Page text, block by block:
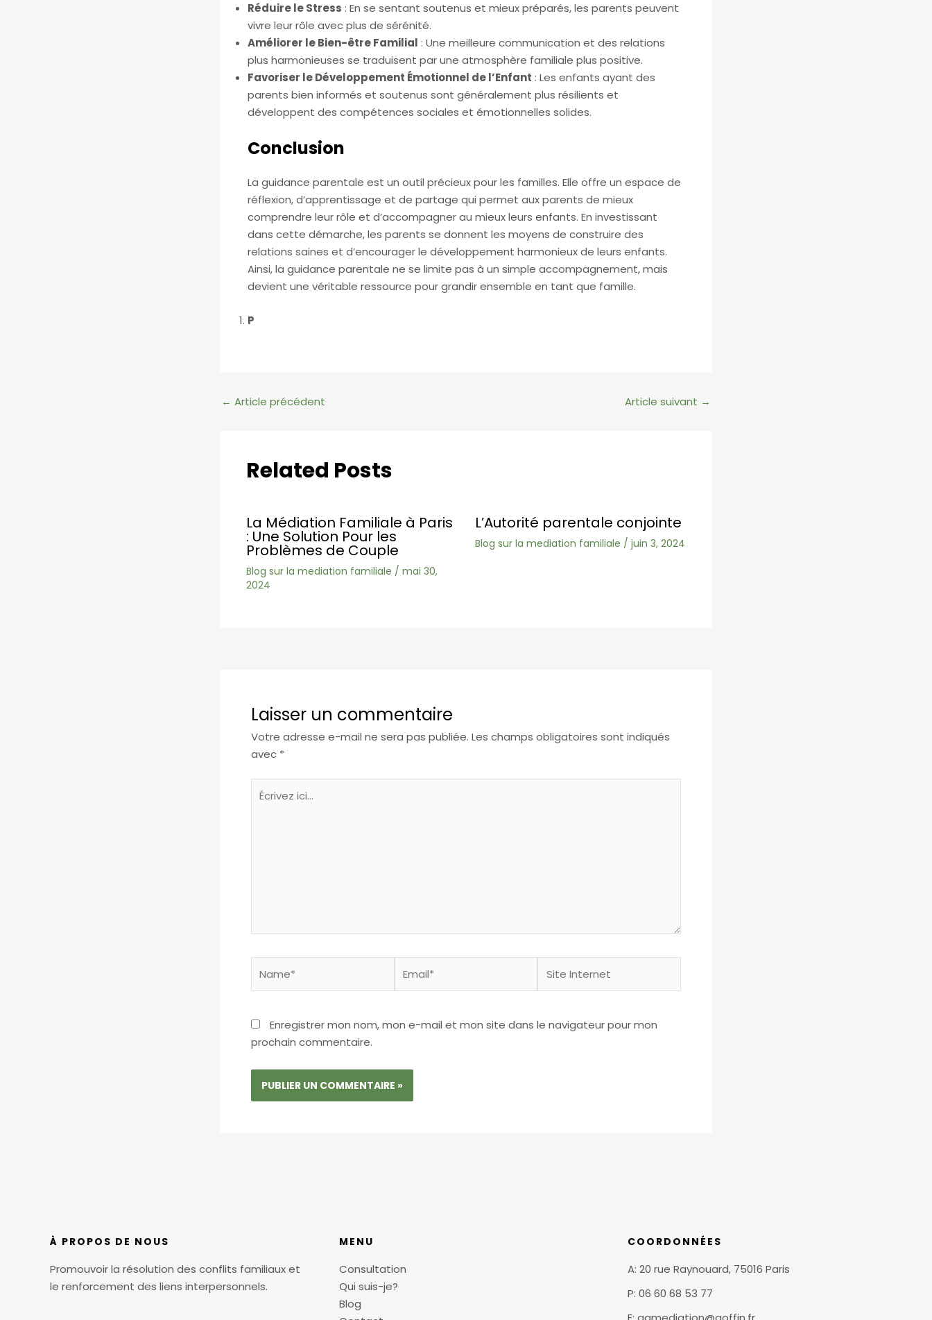
Réduire le Stress : En se sentant soutenus et mieux préparés, les parents peuvent
vivre leur rôle avec plus de sérénité.
Améliorer le Bien-être Familial : Une meilleure communication et des relations
plus harmonieuses se traduisent par une atmosphère familiale plus positive.
Favoriser le Développement Émotionnel de l’Enfant : Les enfants ayant des
parents bien informés et soutenus sont généralement plus résilients et
développent des compétences sociales et émotionnelles solides.
Conclusion
La guidance parentale est un outil précieux pour les familles. Elle offre un espace de
réflexion, d’apprentissage et de partage qui permet aux parents de mieux
comprendre leur rôle et d’accompagner au mieux leurs enfants. En investissant
dans cette démarche, les parents se donnent les moyens de construire des
relations saines et d’encourager le développement harmonieux de leurs enfants.
Ainsi, la guidance parentale ne se limite pas à un simple accompagnement, mais
devient une véritable ressource pour grandir ensemble en tant que famille.
P
Navigation
← Article précédent Article suivant →
Related Posts
La Médiation Familiale à Paris
: Une Solution Pour les
Problèmes de Couple
Blog sur la mediation familiale / mai 30,
2024
L’Autorité parentale conjointe
Blog sur la mediation familiale / juin 3, 2024
Laisser un commentaire
Votre adresse e-mail ne sera pas publiée. Les champs obligatoires sont indiqués
avec *
ici…
Internet
Enregistrer mon nom, mon e-mail et mon site dans le navigateur pour mon
prochain commentaire.
À PROPOS DE NOUS
Promouvoir la résolution des conflits familiaux et
le renforcement des liens interpersonnels.
MENU
Consultation
Qui suis-je?
Blog
COORDONNÉES
A: 20 rue Raynouard, 75016 Paris
P: 06 60 68 53 77